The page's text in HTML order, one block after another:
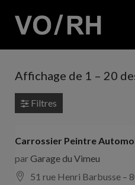
Affichage de 1 – 20
Filtres
Carrossier Peintre
parGarage du Vimeu
51 rue Henri Barbusse –